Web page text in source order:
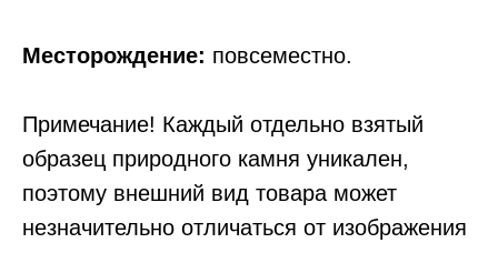
Месторождение: повсеместно.
Примечание! Каждый отдельно взятый
образец природного камня уникален,
поэтому внешний вид товара может
незначительно отличаться от изображения